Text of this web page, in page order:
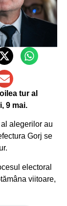
tur al
9 mai.
alegerilor au
Gorj se
electoral
viitoare,